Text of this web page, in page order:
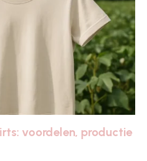
voordelen, productie